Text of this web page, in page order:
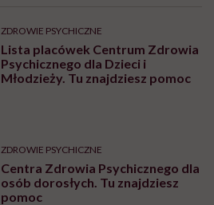
ZDROWIE PSYCHICZNE
Lista placówek Centrum Zdrowia
Psychicznego dla Dzieci i
Młodzieży. Tu znajdziesz pomoc
ZDROWIE PSYCHICZNE
Centra Zdrowia Psychicznego dla
osób dorosłych. Tu znajdziesz
pomoc